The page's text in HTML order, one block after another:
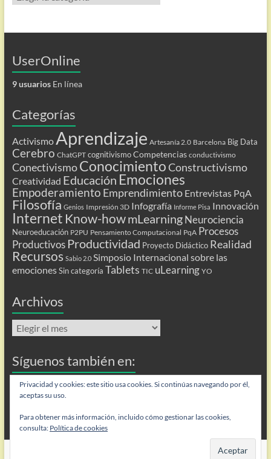
UserOnline
9 usuariosEn línea
Categorías
Activismo Aprendizaje Artesanía 2.0 Barcelona Big Data
Cerebro ChatGPT cognitivismo Competencias conductivismo
ConectivismoConocimientoConstructivismo
Creatividad Educación Emociones
Empoderamiento Emprendimiento Entrevistas PqA
Filosofía Genios Impresión 3D Infografía Informe Pisa Innovación
Internet Know-howmLearning Neurociencia
Neuroeducación P2PU Pensamiento Computacional PqA Procesos
Productivos Productividad Proyecto Didáctico Realidad
Recursos Sabio 2.0 Simposio Internacional sobre las
emociones Sin categoría Tablets TIC uLearning YO
Archivos
Archivos
Síguenos también en:
Flip
. Todos los derechos reservados.
Privacidad y cookies: este sitio usa cookies. Si continúas navegando por él,
aceptas su uso.
Para obtener más información, incluido cómo gestionar las cookies,
consulta: Política de cookies